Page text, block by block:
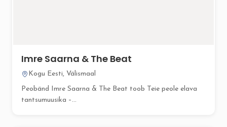
Imre Saarna & The Beat
Kogu Eesti, Välismaal
Peobänd Imre Saarna & The Beat toob Teie peole elava
tantsumuusika –...